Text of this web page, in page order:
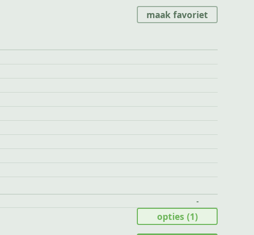
maak favoriet
-
opties (1)